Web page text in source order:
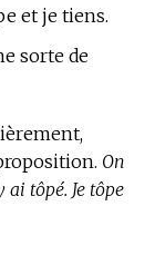
et je tiens.
sorte de
On
ai tôpé. Je tôpe